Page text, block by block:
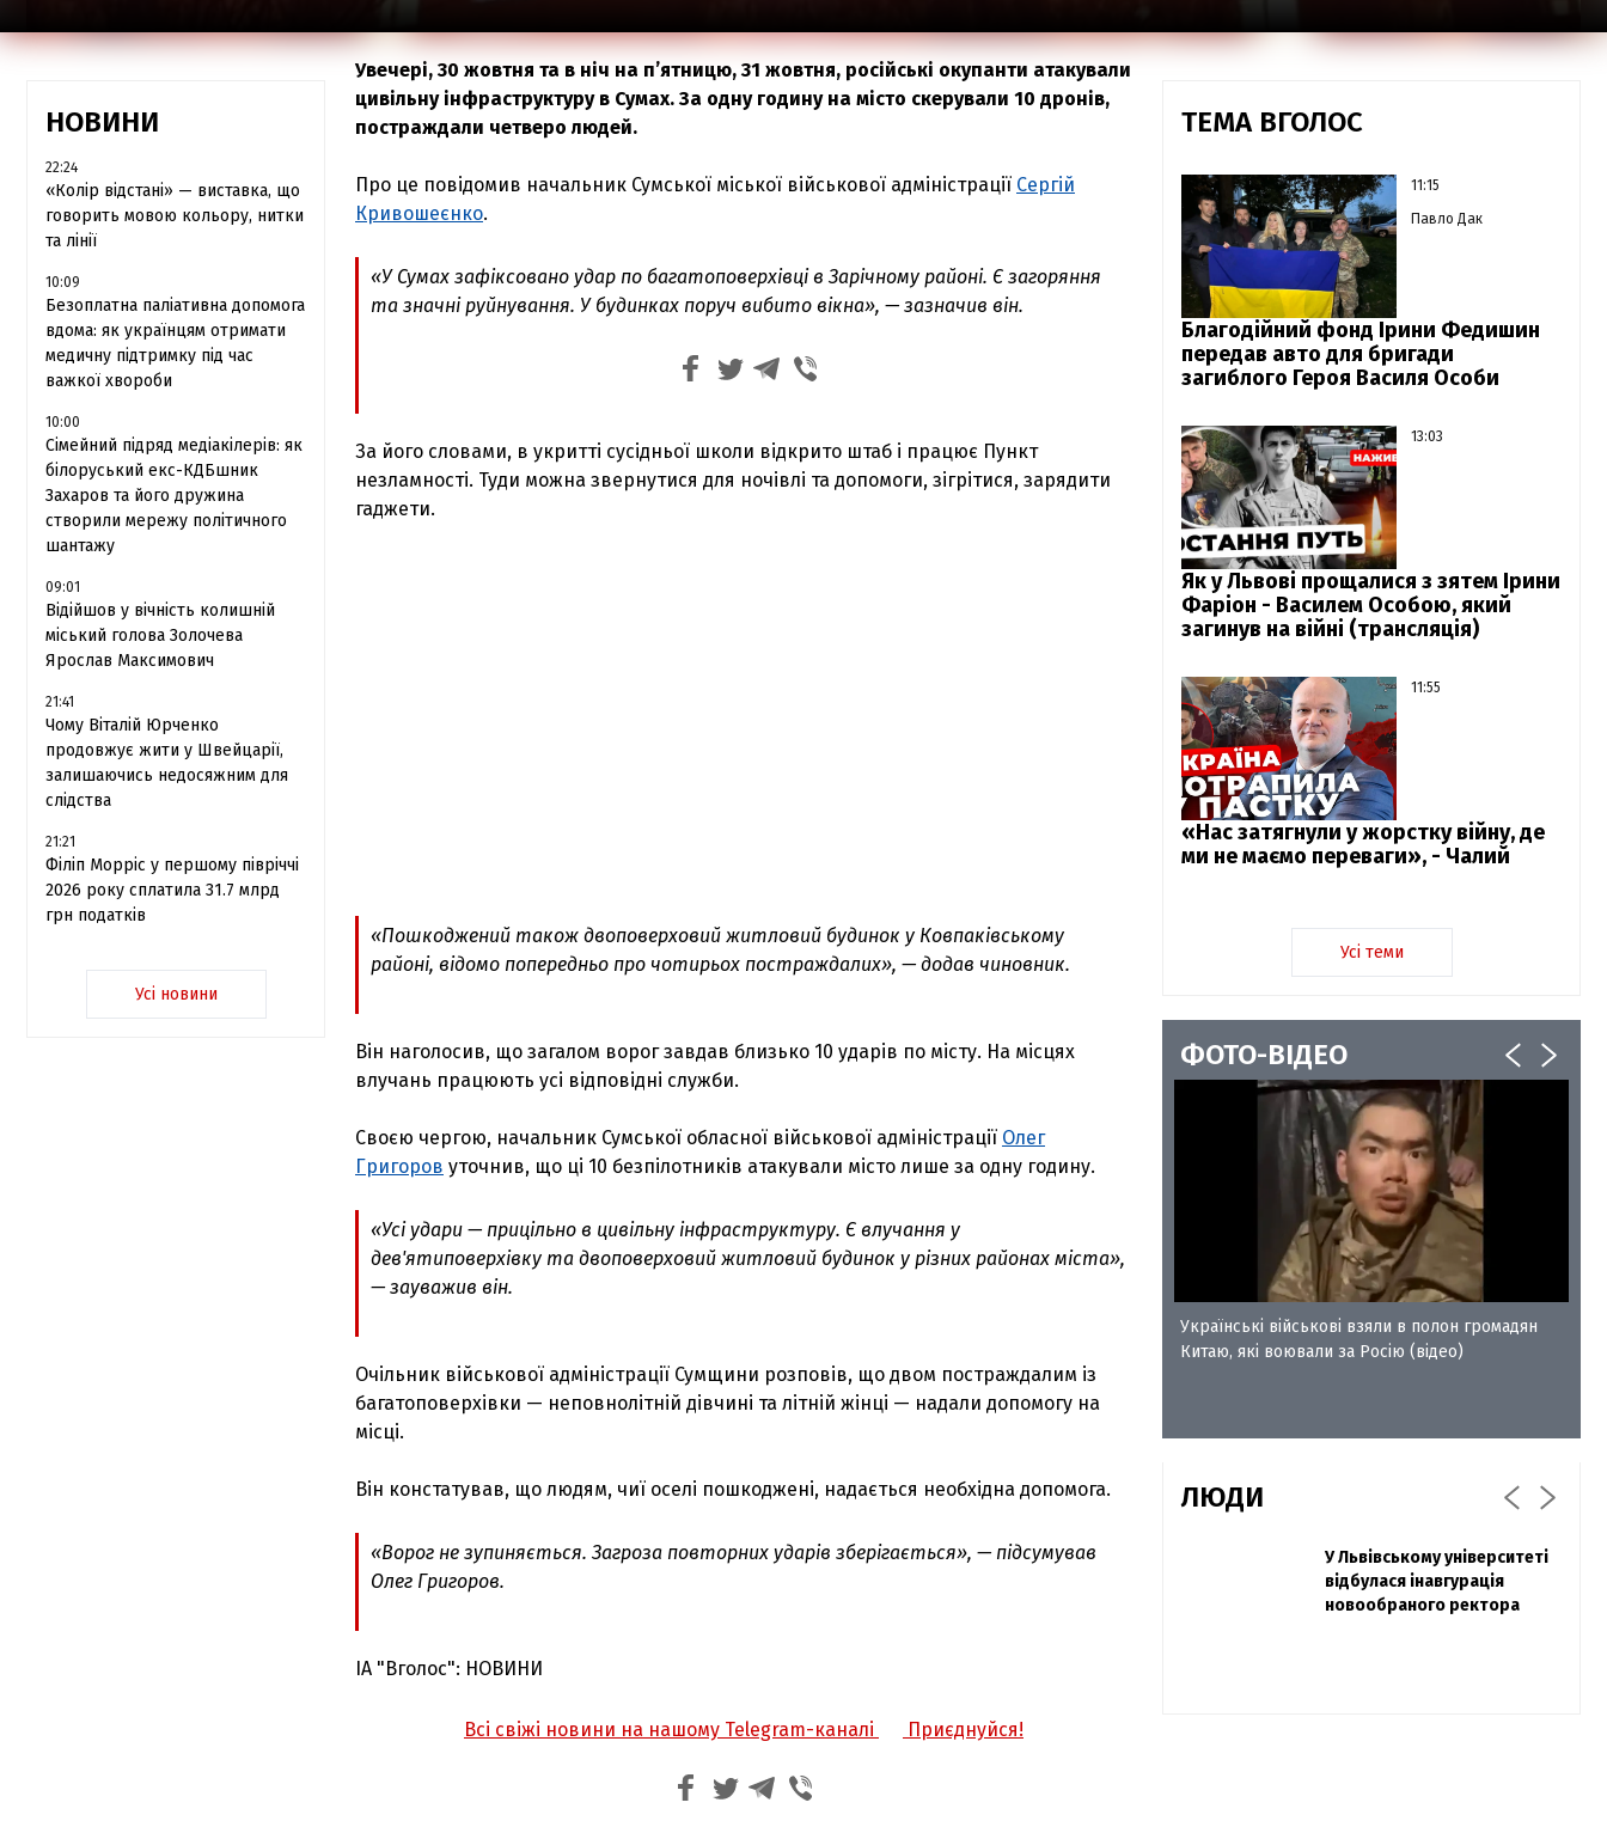
НОВИНИ
22:24
«Колір відстані» — виставка, що
говорить мовою кольору, нитки
та лінії
10:09
Безоплатна паліативна допомога
вдома: як українцям отримати
медичну підтримку під час
важкої хвороби
10:00
Сімейний підряд медіакілерів: як
білоруський екс-КДБшник
Захаров та його дружина
створили мережу політичного
шантажу
09:01
Відійшов у вічність колишній
міський голова Золочева
Ярослав Максимович
21:41
Чому Віталій Юрченко
продовжує жити у Швейцарії,
залишаючись недосяжним для
слідства
21:21
Філіп Морріс у першому півріччі
2026 року сплатила 31.7 млрд
грн податків
Усі новини
Увечері, 30 жовтня та в ніч на п’ятницю, 31 жовтня, російські окупанти атакували
цивільну інфраструктуру в Сумах. За одну годину на місто скерували 10 дронів,
постраждали четверо людей.
Про це повідомив начальник Сумської міської військової адміністрації Сергій
Кривошеєнко.
«У Сумах зафіксовано удар по багатоповерхівці в Зарічному районі. Є загоряння
та значні руйнування. У будинках поруч вибито вікна», — зазначив він.
За його словами, в укритті сусідньої школи відкрито штаб і працює Пункт
незламності. Туди можна звернутися для ночівлі та допомоги, зігрітися, зарядити
гаджети.
«Пошкоджений також двоповерховий житловий будинок у Ковпаківському
районі, відомо попередньо про чотирьох постраждалих», — додав чиновник.
Він наголосив, що загалом ворог завдав близько 10 ударів по місту. На місцях
влучань працюють усі відповідні служби.
Своєю чергою, начальник Сумської обласної військової адміністрації Олег
Григоров уточнив, що ці 10 безпілотників атакували місто лише за одну годину.
«Усі удари — прицільно в цивільну інфраструктуру. Є влучання у
дев'ятиповерхівку та двоповерховий житловий будинок у різних районах міста»,
— зауважив він.
Очільник військової адміністрації Сумщини розповів, що двом постраждалим із
багатоповерхівки — неповнолітній дівчині та літній жінці — надали допомогу на
місці.
Він констатував, що людям, чиї оселі пошкоджені, надається необхідна допомога.
«Ворог не зупиняється. Загроза повторних ударів зберігається», — підсумував
Олег Григоров.
ІА "Вголос": НОВИНИ
Всі свіжі новини на нашому Telegram-каналі Приєднуйся!
ТЕМА ВГОЛОС
11:15
Павло Дак
Благодійний фонд Ірини Федишин
передав авто для бригади
загиблого Героя Василя Особи
13:03
Як у Львові прощалися з зятем Ірини
Фаріон - Василем Особою, який
загинув на війні (трансляція)
11:55
«Нас затягнули у жорстку війну, де
ми не маємо переваги», - Чалий
Усі теми
ФОТО-ВІДЕО
Українські військові взяли в полон громадян
Китаю, які воювали за Росію (відео)
ЛЮДИ
Павло Дак
«Час не лікує, лише
притуплює біль»: сестра
Захисник "Азовсталі" Діанов
вдруге одружився та
показав фото з весілля
У Львівському університеті
відбулася інавгурація
новообраного ректора